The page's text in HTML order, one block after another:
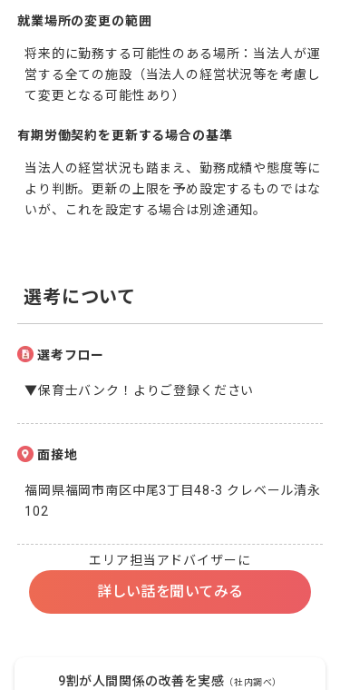
就業場所の変更の範囲
将来的に勤務する可能性のある場所：当法人が運
営する全ての施設（当法人の経営状況等を考慮し
て変更となる可能性あり）
有期労働契約を更新する場合の基準
当法人の経営状況も踏まえ、勤務成績や態度等に
より判断。更新の上限を予め設定するものではな
いが、これを設定する場合は別途通知。
選考について
選考フロー
▼保育士バンク！よりご登録ください
面接地
福岡県福岡市南区中尾3丁目48-3 クレベール清永
102
エリア担当アドバイザーに
詳しい話を聞いてみる
9割が人間関係の改善を実感 （社内調べ）